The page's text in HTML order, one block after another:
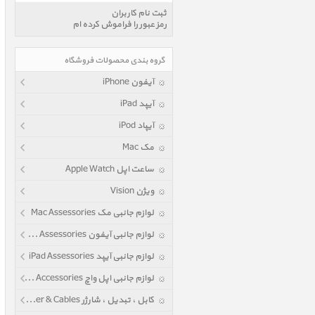
ثبت نام کاربران
رمز عبور را فراموش کرده ام
گروه بندی محصولات فروشگاه
آیفون iPhone
آیپد iPad
آیپاد iPod
مک Mac
ساعت اپل Apple Watch
ویژن Vision
لوازم جانبی مک Mac Assessories
لوازم جانبی آیفون iPhone Assessories
لوازم جانبی آیپد iPad Assessories
لوازم جانبی اپل واچ Apple Watch Accessories
کابل ، تبدیل ، شارژر Power & Cables